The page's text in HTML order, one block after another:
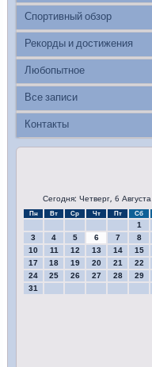
Спортивный обзор
Рекорды и достижения
Любопытное
Все записи
Контакты
Сегодня: Четверг, 6 Августа
Пн Вт Ср Чт Пт Сб
1
3
4 5 6 7 8
10
11 12 13 14 15
17
18 19 20 21 22
24
25 26 27 28 29
31